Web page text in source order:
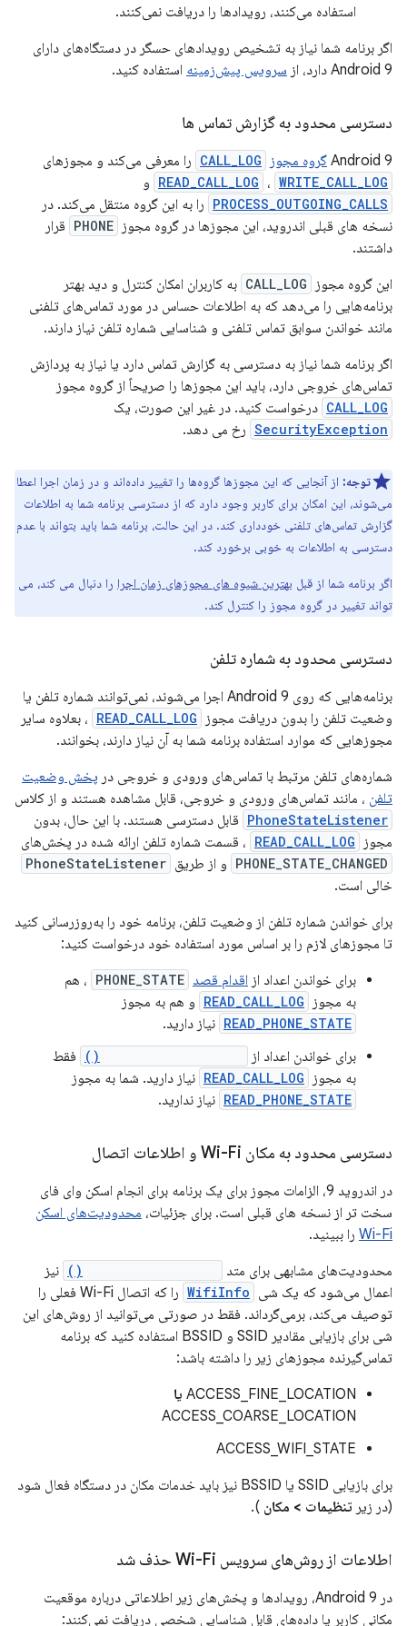
استفاده می‌کنند، رویدادها را دریافت نمی‌کنند.
اگر برنامه شما نیاز به تشخیص رویدادهای حسگر در دستگاه‌های دارای
Android 9 دارد، از
سرویس پیش‌زمینه استفاده کنید.
دسترسی محدود به گزارش تماس ها
Android 9 گروه مجوز CALL_LOG را معرفی می‌کند و مجوزهای
READ_CALL_LOG ، WRITE_CALL_LOG و
PROCESS_OUTGOING_CALLS را به این گروه منتقل می‌کند. در
نسخه های قبلی اندروید، این مجوزها در گروه مجوز PHONE قرار
داشتند.
این گروه مجوز
CALL_LOG به کاربران امکان کنترل و دید بهتر
برنامه‌هایی را می‌دهد که به اطلاعات حساس در مورد تماس‌های تلفنی
مانند خواندن سوابق تماس تلفنی و شناسایی شماره تلفن نیاز دارند.
اگر برنامه شما نیاز به دسترسی به گزارش تماس دارد یا نیاز به پردازش
تماس‌های خروجی دارد، باید این مجوزها را صریحاً از گروه مجوز
CALL_LOG درخواست کنید. در غیر این صورت، یک
SecurityException رخ می دهد.
توجه: از آنجایی که این مجوزها گروه‌ها را تغییر داده‌اند و در زمان اجرا اعطا
می‌شوند، این امکان برای کاربر وجود دارد که از دسترسی برنامه شما به اطلاعات
گزارش تماس‌های تلفنی خودداری کند. در این حالت، برنامه شما باید بتواند با عدم
دسترسی به اطلاعات به خوبی برخورد کند.
اگر برنامه شما از قبل بهترین شیوه های مجوزهای زمان اجرا را دنبال می کند، می
تواند تغییر در گروه مجوز را کنترل کند.
دسترسی محدود به شماره تلفن
برنامه‌هایی که روی Android 9 اجرا می‌شوند، نمی‌توانند شماره تلفن یا
وضعیت تلفن را بدون دریافت مجوز
READ_CALL_LOG ، بعلاوه سایر
مجوزهایی که موارد استفاده برنامه شما به آن نیاز دارند، بخوانند.
شماره‌های تلفن مرتبط با تماس‌های ورودی و خروجی در پخش وضعیت
تلفن ، مانند تماس‌های ورودی و خروجی، قابل مشاهده هستند و از کلاس
PhoneStateListener قابل دسترسی هستند. با این حال، بدون
مجوز
READ_CALL_LOG ، قسمت شماره تلفن ارائه شده در پخش‌های
PHONE_STATE_CHANGED و از طریق PhoneStateListener
خالی است.
برای خواندن شماره تلفن از وضعیت تلفن، برنامه خود را به‌روزرسانی کنید
تا مجوزهای لازم را بر اساس مورد استفاده خود درخواست کنید:
برای خواندن اعداد از اقدام قصد PHONE_STATE ، هم
به مجوز
READ_CALL_LOG و هم به مجوز
READ_PHONE_STATE نیاز دارید.
برای خواندن اعداد از
فقط
به مجوز
READ_CALL_LOG نیاز دارید. شما به مجوز
READ_PHONE_STATE نیاز ندارید.
دسترسی محدود به مکان Wi-Fi و اطلاعات اتصال
در اندروید 9، الزامات مجوز برای یک برنامه برای انجام اسکن وای فای
سخت تر از نسخه های قبلی است. برای جزئیات، محدودیت‌های اسکن
Wi-Fi را ببینید.
محدودیت‌های مشابهی برای متد
نیز
اعمال می‌شود که یک شی WifiInfo
را که اتصال Wi-Fi فعلی را
توصیف می‌کند، برمی‌گرداند. فقط در صورتی می‌توانید از روش‌های این
شی برای بازیابی مقادیر SSID و BSSID استفاده کنید که برنامه
تماس‌گیرنده مجوزهای زیر را داشته باشد:
ACCESS_FINE_LOCATION یا
ACCESS_COARSE_LOCATION
ACCESS_WIFI_STATE
برای بازیابی SSID یا BSSID نیز باید خدمات مکان در دستگاه فعال شود
(در زیر تنظیمات > مکان ).
اطلاعات از روش‌های سرویس Wi-Fi حذف شد
در Android 9، رویدادها و پخش‌های زیر اطلاعاتی درباره موقعیت
مکانی کاربر یا داده‌های قابل شناسایی شخصی دریافت نمی‌کنند: